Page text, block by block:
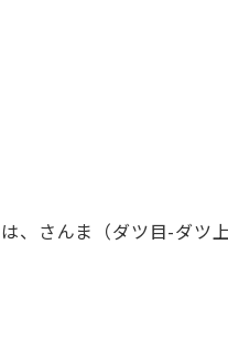
、さんま（ダツ目-ダツ